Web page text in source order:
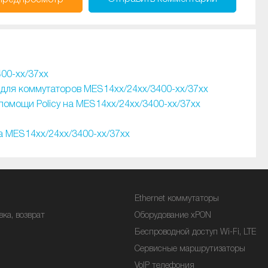
xx/37xx
коммутаторов MES14xx/24xx/3400-xx/37xx
Policy на MES14xx/24xx/3400-xx/37xx
MES14xx/24xx/3400-xx/37xx
возврат
Ethernet коммутаторы
Оборудование xPON
Беспроводной доступ Wi-Fi, LTE
Сервисные маршрутизаторы
VoIP телефония